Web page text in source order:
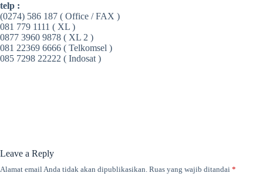
telp :
(0274) 586 187 ( Office / FAX )
081 779 1111 ( XL )
0877 3960 9878 ( XL 2 )
081 22369 6666 ( Telkomsel )
085 7298 22222 ( Indosat )
Leave a Reply
Alamat email Anda tidak akan dipublikasikan. Ruas yang wajib ditandai *